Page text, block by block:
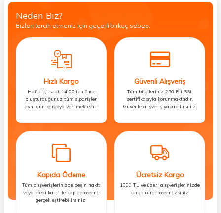
Neden Biz?
Bizleri tercih etmeniz için geçerli birkaç sebep.
Hızlı Kargo
Hafta içi saat 14:00’ten önce
oluşturduğunuz tüm siparişler
aynı gün kargoya verilmektedir.
Güvenli Alışveriş
Tüm bilgileriniz 256 Bit SSL
sertifikasıyla korunmaktadır.
Güvenle alışveriş yapabilirsiniz.
Kapıda Ödeme
Tüm alışverişlerinizde peşin nakit
veya kredi kartı ile kapıda ödeme
gerçekleştirebilirsiniz.
Ücretsiz Kargo
1000 TL ve üzeri alışverişlerinizde
kargo ücreti ödemezsiniz.